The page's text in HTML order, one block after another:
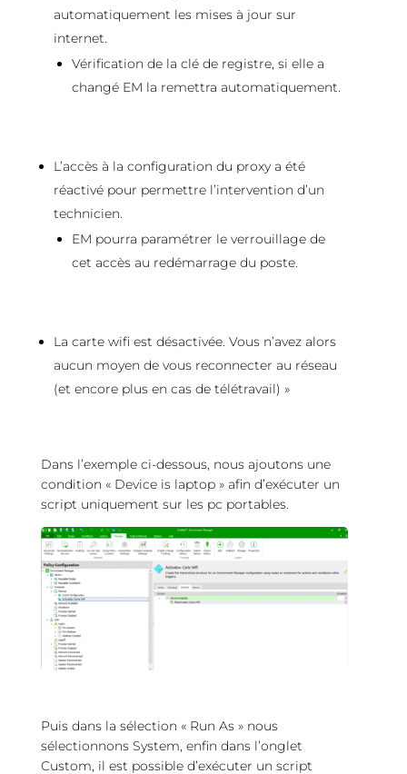
automatiquement les mises à jour sur
internet.
Vérification de la clé de registre, si elle a
changé EM la remettra automatiquement.
L’accès à la configuration du proxy a été
réactivé pour permettre l’intervention d’un
technicien.
EM pourra paramétrer le verrouillage de
cet accès au redémarrage du poste.
La carte wifi est désactivée. Vous n’avez alors
aucun moyen de vous reconnecter au réseau
(et encore plus en cas de télétravail) »
Dans l’exemple ci-dessous, nous ajoutons une
condition « Device is laptop » afin d’exécuter un
script uniquement sur les pc portables.
Puis dans la sélection « Run As » nous
sélectionnons System, enfin dans l’onglet
Custom, il est possible d’exécuter un script